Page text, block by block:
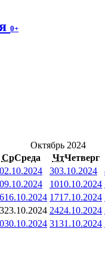
0+
Октябрь 2024
СрСреда ЧтЧетверг
02.10.2024 303.10.2024
09.10.2024 1010.10.2024
16.10.2024 1717.10.2024
23.10.2024 2424.10.2024
30.10.2024 3131.10.2024